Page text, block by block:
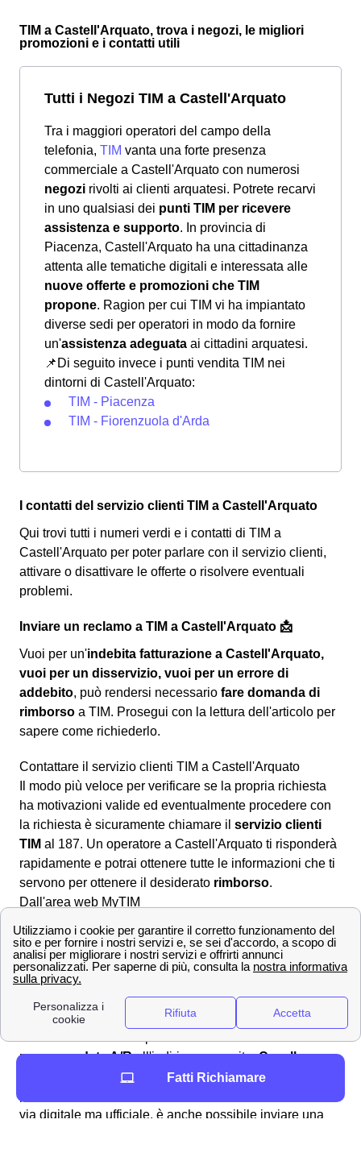
TIM a Castell'Arquato, trova i negozi, le migliori
promozioni e i contatti utili
Tutti i Negozi TIM a Castell'Arquato
Tra i maggiori operatori del campo della
telefonia, TIM vanta una forte presenza
commerciale a Castell'Arquato con numerosi
negozi rivolti ai clienti arquatesi. Potrete recarvi
in uno qualsiasi dei punti TIM per ricevere
assistenza e supporto. In provincia di
Piacenza, Castell'Arquato ha una cittadinanza
attenta alle tematiche digitali e interessata alle
nuove offerte e promozioni che TIM
propone. Ragion per cui TIM vi ha impiantato
diverse sedi per operatori in modo da fornire
un'assistenza adeguata ai cittadini arquatesi.
📌Di seguito invece i punti vendita TIM nei
dintorni di Castell'Arquato:
TIM - Piacenza
TIM - Fiorenzuola d'Arda
I contatti del servizio clienti TIM a Castell'Arquato
Qui trovi tutti i numeri verdi e i contatti di TIM a
Castell'Arquato per poter parlare con il servizio clienti,
attivare o disattivare le offerte o risolvere eventuali
problemi.
Inviare un reclamo a TIM a Castell'Arquato 📩
Vuoi per un'indebita fatturazione a Castell'Arquato,
vuoi per un disservizio, vuoi per un errore di
addebito, può rendersi necessario fare domanda di
rimborso a TIM. Prosegui con la lettura dell'articolo per
sapere come richiederlo.
Contattare il servizio clienti TIM a Castell'Arquato
Il modo più veloce per verificare se la propria richiesta
ha motivazioni valide ed eventualmente procedere con
la richiesta è sicuramente chiamare il servizio clienti
TIM al 187. Un operatore a Castell'Arquato ti risponderà
rapidamente e potrai ottenere tutte le informazioni che ti
servono per ottenere il desiderato rimborso.
Dall'area web MyTIM
compilando il modulo nella sezione apposita scriviciper
formulare correttamente la richiesta di rimborso a
Castell'Arquato ed attendere la risposta ad uno degli
indirizzi forniti in sede di compilazione.
Raccomandata A/R o PEC
raccomandata A/Rall'indirizzo apposito:Casella
Postale 111 – 00054 Fiumicino – Roma.Se si
via digitale ma ufficiale, è anche possibile inviare una
Fatti Richiamare